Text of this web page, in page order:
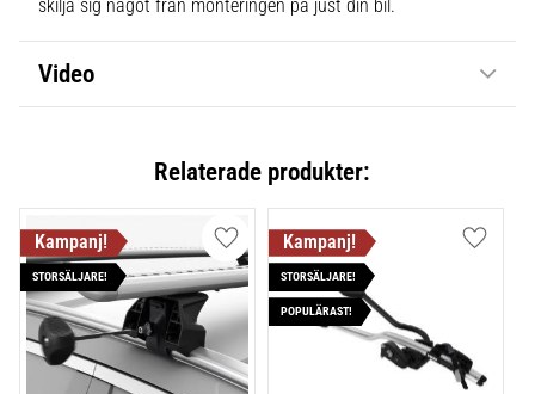
skilja sig något från monteringen på just din bil.
Video
Relaterade produkter:
STORSÄLJARE!
Lägg till i favoriter
STORSÄLJARE!
POPULÄRAST!
Lägg